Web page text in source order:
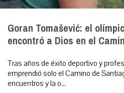
Goran Tomašević: el
encontró a Dios en el
Tras años de éxito deportivo y
emprendió solo el Camino de
encuentros y la o...